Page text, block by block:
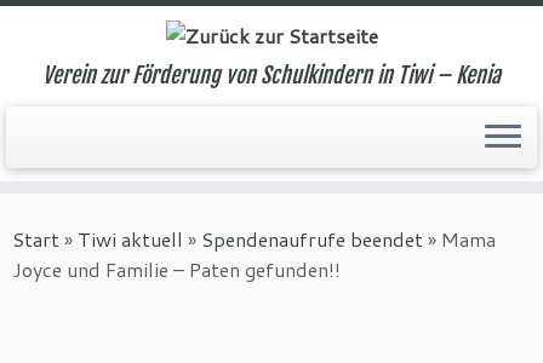
Inhalt
springen
Verein zur Förderung von Schulkindern in Tiwi – Kenia
Start» Tiwi aktuell » Spendenaufrufe beendet» Mama
Joyce und Familie – Paten gefunden!!